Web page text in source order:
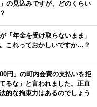
の見込みですが、どのくらい
「年金を受け取らないまま」
これっておかしいですか…？
円」の町内会費の支払いを拒
るな」と言われました。正直
的な拘束力はあるのでしょう